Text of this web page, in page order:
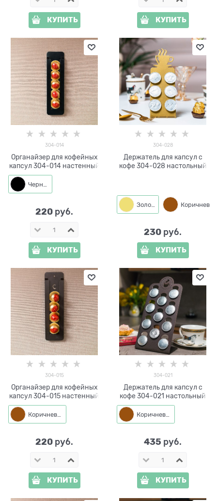
КУПИТЬ КУПИТЬ
304-014
Органайзер для кофейных
капсул 304-014 настенный
220 руб.
КУПИТЬ
304-028
Держатель для капсул с
кофе 304-028 настольный
230 руб.
КУПИТЬ
304-015
Органайзер для кофейных
капсул 304-015 настенный
220 руб.
КУПИТЬ
304-021
Держатель для капсул с
кофе 304-021 настольный
435 руб.
КУПИТЬ